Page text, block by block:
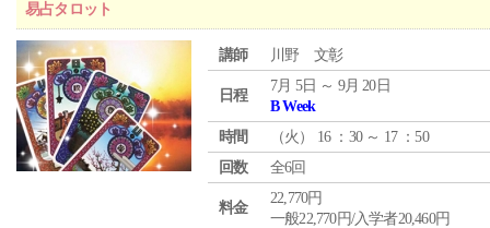
易占タロット
講師 川野 文彰
日程
7月 5日 ～ 9月 20日
B Week
時間
（火 ） 16 ：30 ～ 17 ：50
回数
全6回
料金
22,770円
一般22,770円/入学者20,460円